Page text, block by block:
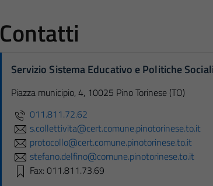
Contatti
Servizio Sistema Educativo e Politiche
Piazza municipio, 4, 10025 Pino Torinese (TO)
011.811.72.62
s.collettivita@cert.comune.pinotorinese.to.it
protocollo@cert.comune.pinotorinese.to.it
stefano.delfino@comune.pinotorinese.to.it
Fax: 011.811.73.69